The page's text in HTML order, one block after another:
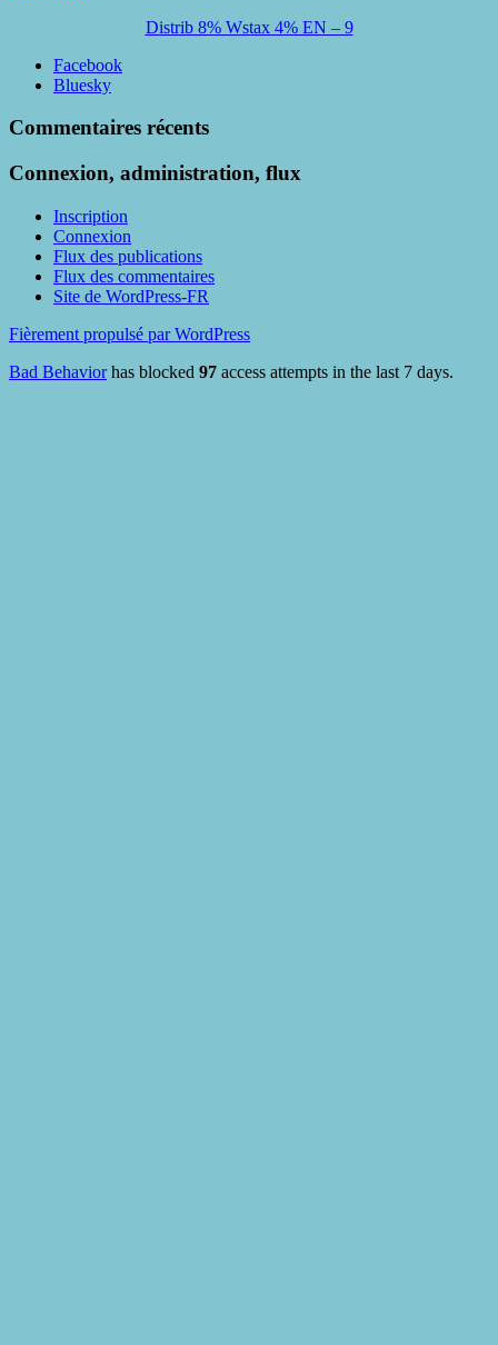
Distrib 8% Wstax 4% EN – 9
Partager
"Produc
Wstax
0%
Facebook
Bluesky
Commentaires récents
Connexion, administration, flux
Inscription
Connexion
Flux des publications
Flux des commentaires
Site de WordPress-FR
Fièrement propulsé par WordPress
Bad Behaviorhas blocked 97 access attempts in the last 7 days.